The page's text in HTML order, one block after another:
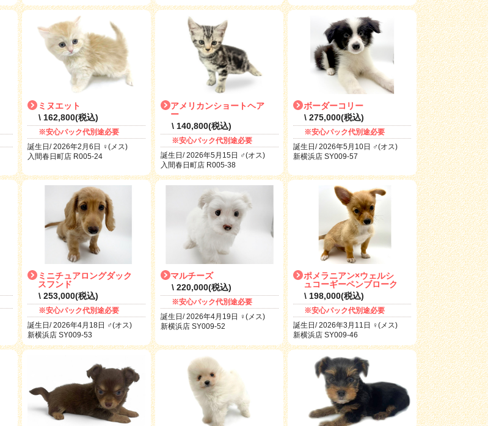
ミヌエット
\ 162,800(税込)
※安心パック代別途必要
誕生日/ 2026年2月6日 ♀(メス)
入間春日町店 R005-24
アメリカンショートヘア
ー
\ 140,800(税込)
※安心パック代別途必要
誕生日/ 2026年5月15日 ♂(オス)
入間春日町店 R005-38
ボーダーコリー
\ 275,000(税込)
※安心パック代別途必要
誕生日/ 2026年5月10日 ♂(オス)
新横浜店 SY009-57
ミニチュアロングダック
スフンド
\ 253,000(税込)
※安心パック代別途必要
誕生日/ 2026年4月18日 ♂(オス)
新横浜店 SY009-53
マルチーズ
\ 220,000(税込)
※安心パック代別途必要
誕生日/ 2026年4月19日 ♀(メス)
新横浜店 SY009-52
ポメラニアン×ウェルシ
ュコーギーペンブローク
\ 198,000(税込)
※安心パック代別途必要
誕生日/ 2026年3月11日 ♀(メス)
新横浜店 SY009-46